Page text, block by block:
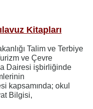
Kitapları
Talim ve Terbiye
ve Çevre
Dairesi işbirliğinde
kapsamında; okul
Bilgisi,